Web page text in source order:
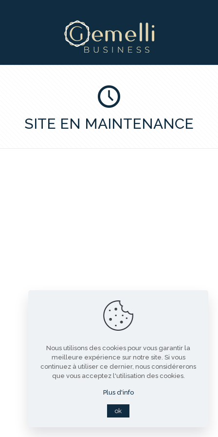
SITE EN MAINTENANCE
Nous utilisons des cookies pour vous garantir la
meilleure expérience sur notre site. Si vous
continuez à utiliser ce dernier, nous considérerons
que vous acceptez l'utilisation des cookies.
Plus d'info
ok